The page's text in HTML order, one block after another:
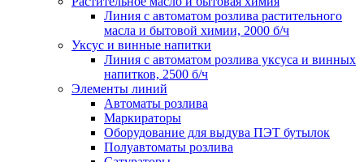
Линия с автоматом розлива растительного
масла и бытовой химии, 2000 б/ч
Уксус и винные напитки
Линия с автоматом розлива уксуса и винных
напитков, 2500 б/ч
Элементы линий
Автоматы розлива
Маркираторы
Оборудование для выдува ПЭТ бутылок
Полуавтоматы розлива